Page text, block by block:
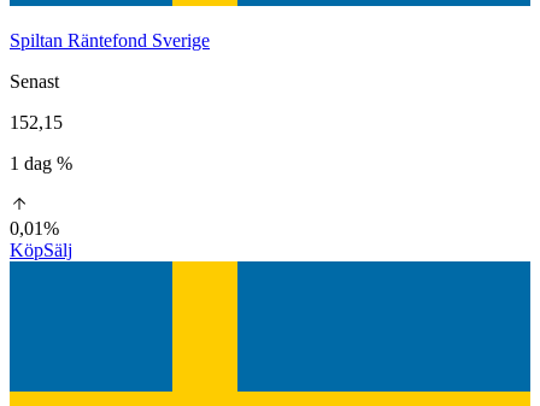
Spiltan Räntefond Sverige
Senast
152,15
1 dag %
0,01%
KöpSälj